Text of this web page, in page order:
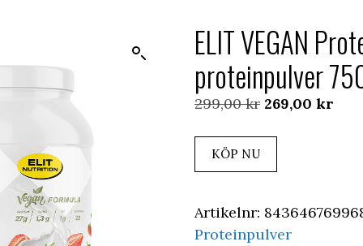
ELIT VEGAN
proteinpulver
299,00kr Det
var:
269,00 kr
KÖP NU
Artikelnr:
Proteinpulver